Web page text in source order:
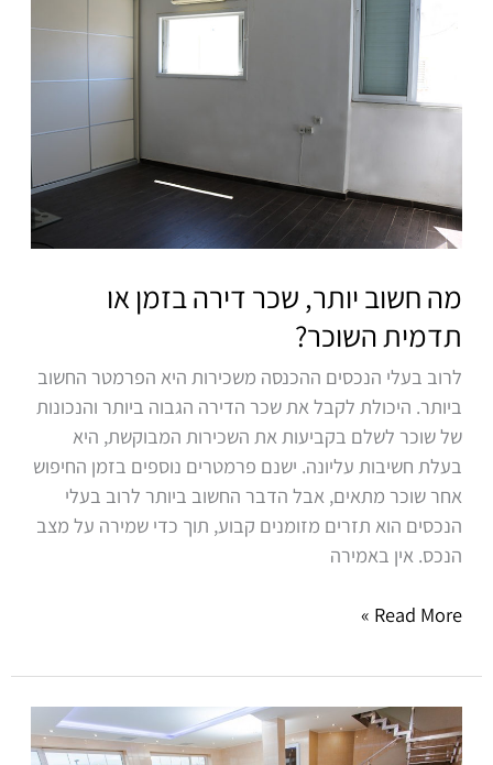
מה חשוב יותר, שכר דירה בזמן או
תדמית השוכר?
לרוב בעלי הנכסים ההכנסה משכירות היא הפרמטר החשוב
ביותר. היכולת לקבל את שכר הדירה הגבוה ביותר והנכונות
של שוכר לשלם בקביעות את השכירות המבוקשת, היא
בעלת חשיבות עליונה. ישנם פרמטרים נוספים בזמן החיפוש
אחר שוכר מתאים, אבל הדבר החשוב ביותר לרוב בעלי
הנכסים הוא תזרים מזומנים קבוע, תוך כדי שמירה על מצב
הנכס. אין באמירה
בזמן
השוכר?
Read More »
זה
יכול